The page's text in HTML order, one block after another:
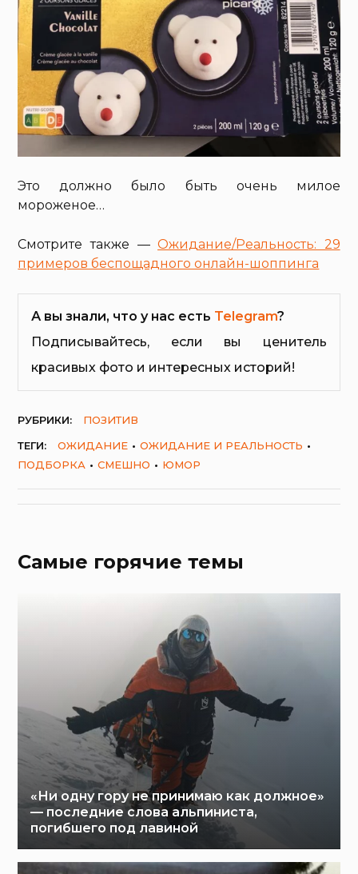
Это должно было быть очень милое
мороженое…
Смотрите также —Ожидание/Реальность: 29
примеров беспощадного онлайн-шоппинга
А вы знали, что у нас есть Telegram?
Подписывайтесь, если вы ценитель
красивых фото и интересных историй!
РУБРИКИ:
ПОЗИТИВ
ТЕГИ:
ОЖИДАНИЕ
ОЖИДАНИЕ И РЕАЛЬНОСТЬ
ПОДБОРКА
СМЕШНО ЮМОР
Самые горячие темы
«Ни одну гору не принимаю как должное»
— последние слова альпиниста,
погибшего под лавиной